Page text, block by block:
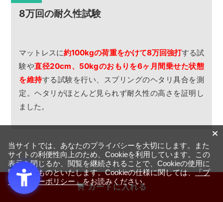
カートに入れる
8万回の耐久性試験
マットレスに約100kgの荷重をかけて8万回強打する試
験や直径20cm、50kgのおもりを6ヶ月間乗せた状態
を維持する試験を行い、スプリングのヘタリ具合を測
定。ヘタリがほとんど見られず耐久性の高さを証明し
ました。
端まで広々と使えてまるでワンサイズ上の
快適な寝心地「プロ・ウォール
当サイトでは、あなたのプライバシーを大切にします。また
サイトの利便性向上のため、Cookieを利用しています。この
表示を閉じるか、閲覧を継続されることで、Cookieの使用に
同意するものといたします。Cookieの仕様に関しては、「プ
ライバシーポリシー」をお読みください。